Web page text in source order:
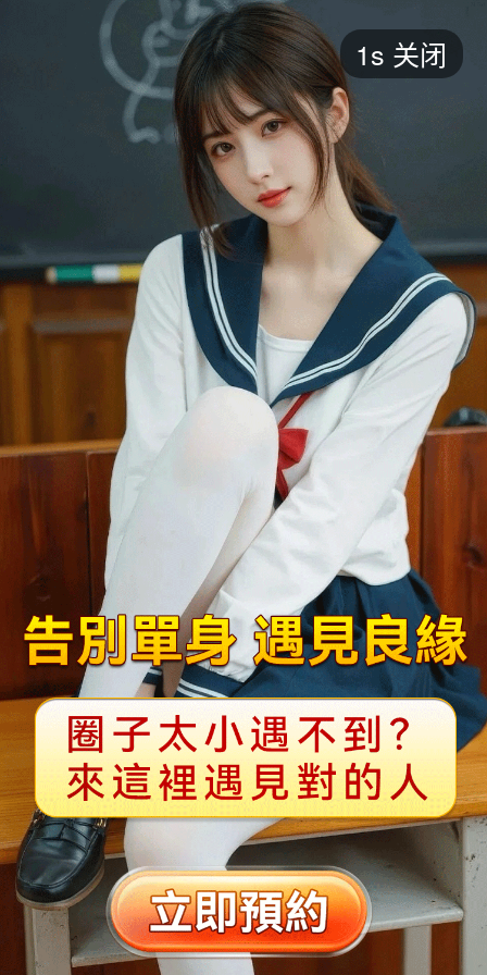
短剧
最热 添加 评分
都市 甜宠 逆袭 玄幻
2025 2024 2023 2022
全部 大陆 香港 台湾 美国 韩国 日本
1s 关闭